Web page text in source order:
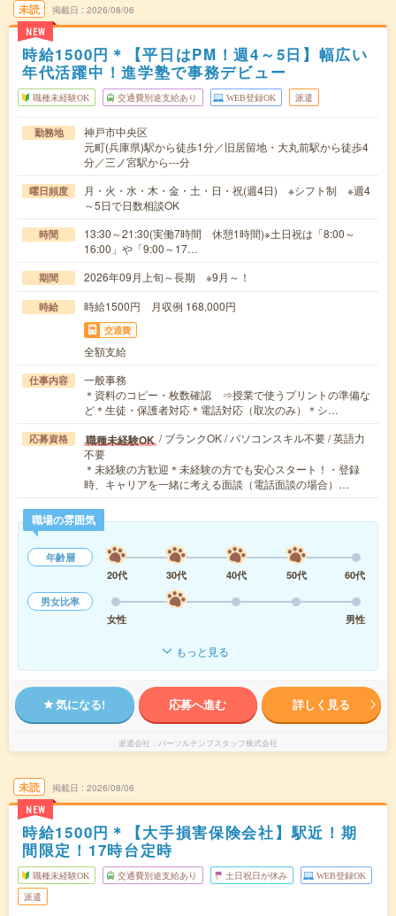
未読
NEW
掲載日 2026/08/06
時給1500円＊【平日はPM！週4～5日】幅広い
年代活躍中！進学塾で事務デビュー
職種未経験OK 交通費別途支給あり WEB登録OK 派遣
勤務地
神戸市中央区
元町(兵庫県)駅から徒歩1分／旧居留地・大丸前駅から徒歩4
分／三ノ宮駅から---分
曜日頻度
月・火・水・木・金・土・日・祝(週4日) ※シフト制 ※週4
～5日で日数相談OK
時間
13:30～21:30(実働7時間 休憩1時間)※土日祝は「8:00～
16:00」や「9:00～17…
期間 2026年09月上旬～長期 ※9月～！
時給 時給1500円 月収例 168,000円
交通費
全額支給
仕事内容
一般事務
＊資料のコピー・枚数確認 ⇒授業で使うプリントの準備な
ど＊生徒・保護者対応＊電話対応（取次のみ）＊シ…
応募資格 職種未経験OK / ブランクOK / パソコンスキル不要 / 英語力
不要
＊未経験の方歓迎＊未経験の方でも安心スタート！・登録
時、キャリアを一緒に考える面談（電話面談の場合）…
職場の雰囲気
年齢層
20代
30代 40代 50代
60代
男女比率
女性
男性
もっと見る
気になる! 応募へ進む 詳しく見る
派遣会社 パーソルテンプスタッフ株式会社
未読
NEW
掲載日 2026/08/06
時給1500円＊【大手損害保険会社】駅近！期
間限定！17時台定時
職種未経験OK 交通費別途支給あり 土日祝日が休み WEB登録OK
派遣